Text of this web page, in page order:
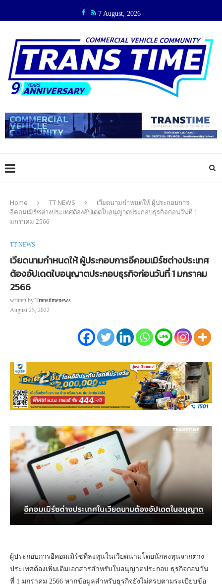
7 August, 2026
Home TT NEWS
เวียดนามกำหนดให้ ผู้ประกอบการ
อีคอมเมิร์ซต่างประเทศต้องอัปเดตใบอนุญาตประกอบธุรกิจก่อนวันที่ 1
มกราคม 2566
TT NEWS
เวียดนามกำหนดให้ ผู้ประกอบการอีคอมเมิร์ซต่างประเทศ
ต้องอัปเดตใบอนุญาตประกอบธุรกิจก่อนวันที่ 1 มกราคม
2566
written by Transtimenews
August 25, 2022
ผู้ประกอบการอีคอมเมิร์ซที่ลงทุนในเวียดนามโดยนักลงทุนจากต่าง
ประเทศต้องเพิ่มเติมเอกสารสำหรับใบอนุญาตประกอบ ธุรกิจก่อนวัน
ที่ 1 มกราคม 2566 หากข้อมูลสำหรับธุรกิจยังไม่ครบตามระเบียบข้อ